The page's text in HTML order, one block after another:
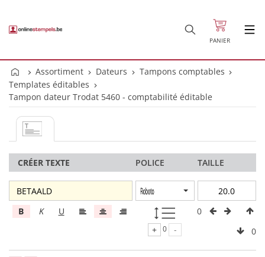
PANIER
Assortiment Dateurs
Tampons comptables
Templates éditables
Tampon dateur Trodat 5460 - comptabilité éditable
CRÉER TEXTE POLICE TAILLE
B K
U
+
0 -
0
0